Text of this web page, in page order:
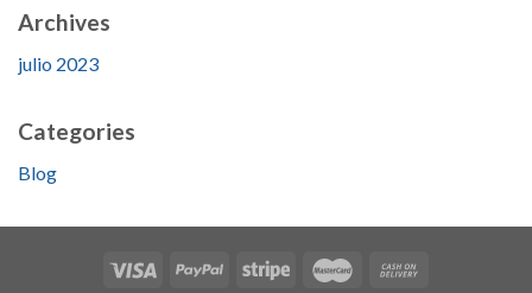
Archives
julio 2023
Categories
Blog